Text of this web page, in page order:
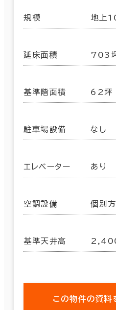
規模 地上
延床面積 703
基準階面積 62坪
駐車場設備 なし
エレベーター あり
空調設備 個別
基準天井高
この物件の資料